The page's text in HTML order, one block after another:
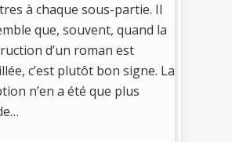
à chaque sous-partie. Il
que, souvent, quand la
d’un roman est
c’est plutôt bon signe. La
n’en a été que plus